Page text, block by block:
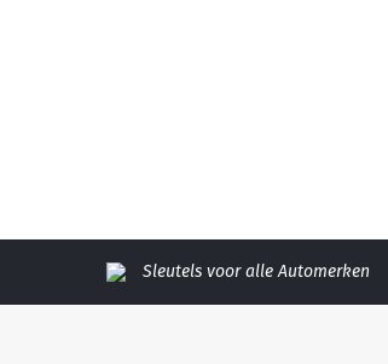
Sleutels voor alle Automerken